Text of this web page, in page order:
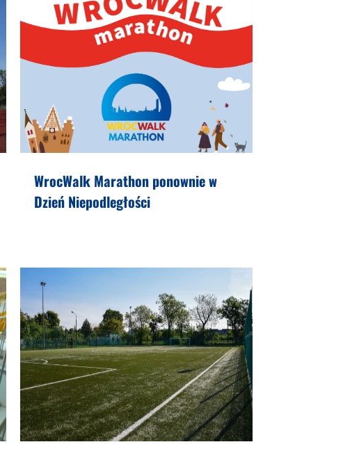
WrocWalk Marathon ponownie w
Dzień Niepodległości